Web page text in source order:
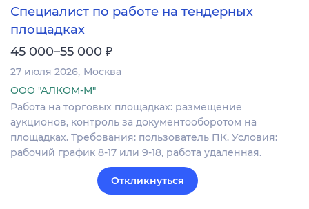
Специалист по работе на тендерных
площадках
45 000–55 000 ₽
27 июля 2026 Москва
ООО "АЛКОМ-М"
Работа на торговых площадках: размещение
аукционов, контроль за документооборотом на
площадках. Требования: пользователь ПК. Условия:
рабочий график 8-17 или 9-18, работа удаленная.
Откликнуться